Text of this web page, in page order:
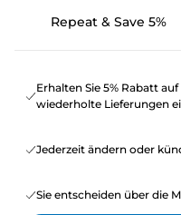
Repeat & Save 5%
Erhalten Sie 5% Rabatt
wiederholte Lieferungen
Jederzeit ändern oder
Sie entscheiden über die